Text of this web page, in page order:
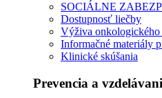
SOCIÁLNE
Dostupnosť liečby
Výživa onkologického
Informačné materiály
Klinické skúšania
Prevencia a